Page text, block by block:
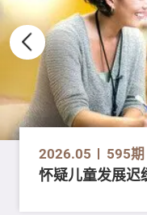
2026.05 595期
怀疑儿童发展迟